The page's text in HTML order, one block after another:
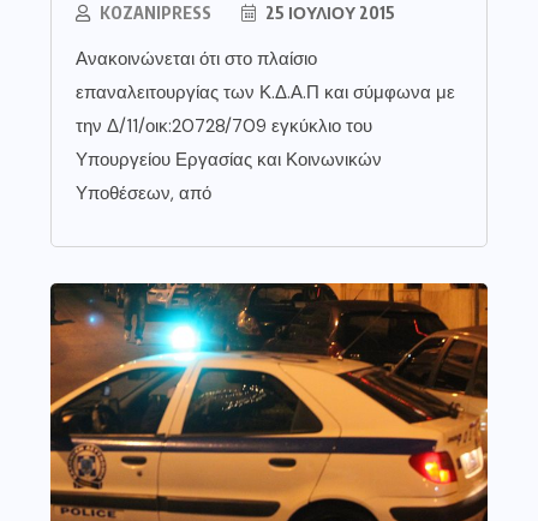
KOZANIPRESS 25 ΙΟΥΛΊΟΥ 2015
Ανακοινώνεται ότι στο πλαίσιο
επαναλειτουργίας των Κ.Δ.Α.Π και σύμφωνα με
την Δ/11/οικ:20728/709 εγκύκλιο του
Υπουργείου Εργασίας και Κοινωνικών
Υποθέσεων, από